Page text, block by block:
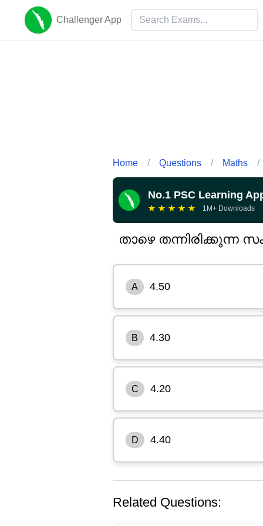
Challenger App
Home / Questions / Maths /
No.1 PSC Learning
★ ★ ★ ★ ★ 1M+ Downloads
താഴെ തന്നിരിക്കുന്ന
A 4.50
B 4.30
C 4.20
D 4.40
Related Questions: